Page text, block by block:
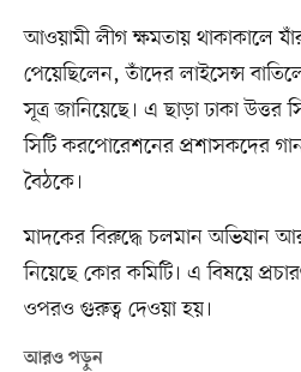
আওয়ামী লীগ ক্ষমতায় থাকাকালে
পেয়েছিলেন, তাঁদের লাইসেন্স
সূত্র জানিয়েছে। এ ছাড়া ঢাকা
সিটি করপোরেশনের প্রশাসকদের
বৈঠকে।
মাদকের বিরুদ্ধে চলমান অভিযান
নিয়েছে কোর কমিটি। এ বিষয়ে
ওপরও গুরুত্ব দেওয়া হয়।
আরও পড়ুন